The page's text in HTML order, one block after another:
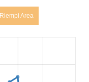
Riempi Area